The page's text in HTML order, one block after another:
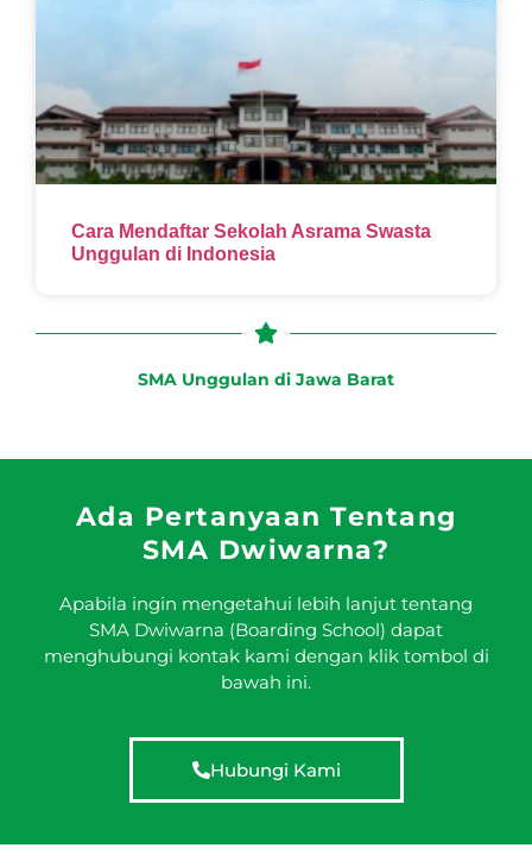
Cara Mendaftar Sekolah Asrama Swasta
Unggulan di Indonesia
SMA Unggulan di Jawa Barat
Ada Pertanyaan Tentang
SMA Dwiwarna?
Apabila ingin mengetahui lebih lanjut tentang
SMA Dwiwarna (Boarding School) dapat
menghubungi kontak kami dengan klik tombol di
bawah ini.
Hubungi Kami